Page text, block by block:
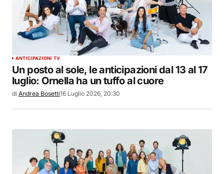
ANTICIPAZIONI TV
Un posto al sole, le anticipazioni dal 13 al 17
luglio: Ornella ha un tuffo al cuore
di Andrea Bosetti16 Luglio 2026, 20:30